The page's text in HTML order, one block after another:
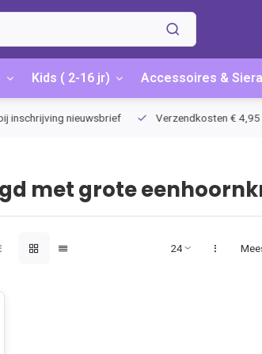
Kids ( 2-16 jr) Accessoires &
nieuwsbrief Verzendkosten € 4,95 /
met grote